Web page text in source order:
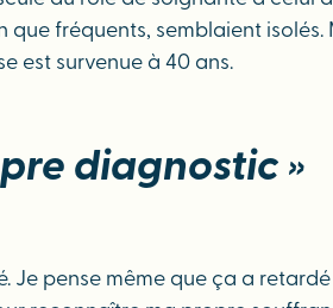
fréquents, semblaient isolés.
est survenue à 40 ans.
diagnostic »
Je pense même que ça a